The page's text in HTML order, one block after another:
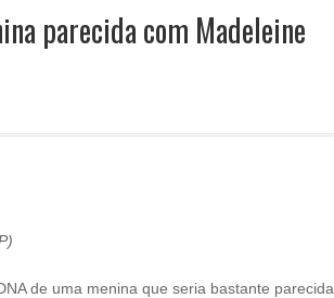
parecida com Madeleine
de uma menina que seria bastante parecida